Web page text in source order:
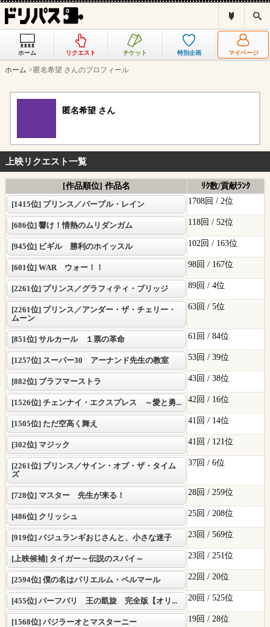
リ
ス
と
索
ホーム リクエスト チケット 特別企画 マイページ
ホーム 匿名希望 さんのプロフィール
匿名希望 さん
上映リクエスト一覧
[作品順位] 作品名
ﾘｸ数/貢献ﾗﾝｸ
[1415位] プリンス／パープル・レイン
1708回 / 2位
[686位] 響け！情熱のムリダンガム 118回 / 52位
[945位] ビギル 勝利のホイッスル 102回 / 163位
[601位] WAR ウォー！！ 98回 / 167位
[2261位] プリンス／グラフィティ・ブリッジ 89回 / 4位
[2261位] プリンス／アンダー・ザ・チェリー・
ムーン
63回 / 5位
[851位] サルカール １票の革命 61回 / 84位
[1257位] スーパー30 アーナンド先生の教室 53回 / 39位
[882位] ブラフマーストラ 43回 / 38位
[1526位] チェンナイ・エクスプレス ～愛と勇... 42回 / 16位
[1505位] ただ空高く舞え 41回 / 14位
[302位] マジック 41回 / 121位
[2261位] プリンス／サイン・オブ・ザ・タイム
ズ
37回 / 6位
[728位] マスター 先生が来る！ 28回 / 259位
[486位] クリッシュ 25回 / 208位
[919位] バジュランギおじさんと、小さな迷子 23回 / 569位
[上映候補] タイガー～伝説のスパイ～ 23回 / 251位
[2594位] 僕の名はパリエルム・ペルマール 22回 / 20位
[455位] バーフバリ 王の凱旋 完全版【オリ... 20回 / 525位
[1568位] バジラーオとマスターニー 19回 / 28位